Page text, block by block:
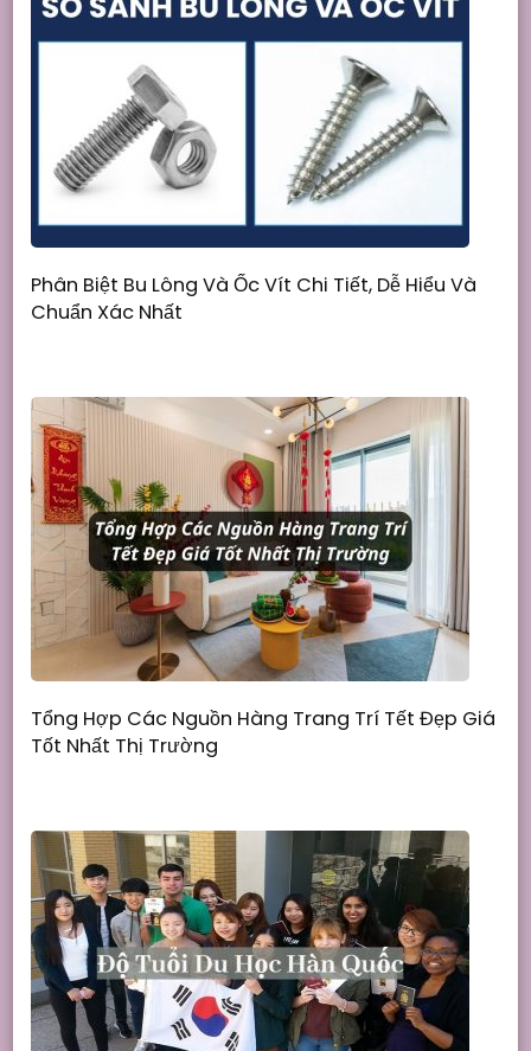
Phân Biệt Bu Lông Và Ốc Vít Chi Tiết, Dễ Hiểu Và
Chuẩn Xác Nhất
Tổng Hợp Các Nguồn Hàng Trang Trí Tết Đẹp Giá
Tốt Nhất Thị Trường